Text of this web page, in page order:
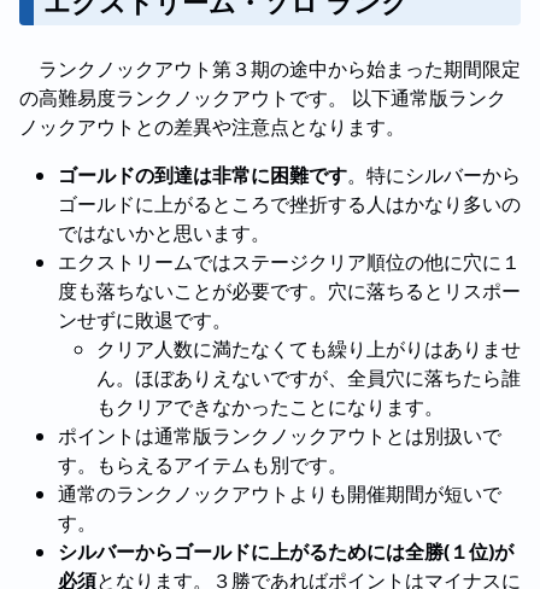
ランクノックアウト第３期の途中から始まった期間限定
の高難易度ランクノックアウトです。 以下通常版ランク
ノックアウトとの差異や注意点となります。
ゴールドの到達は非常に困難です。特にシルバーから
ゴールドに上がるところで挫折する人はかなり多いの
ではないかと思います。
エクストリームではステージクリア順位の他に穴に１
度も落ちないことが必要です。穴に落ちるとリスポー
ンせずに敗退です。
クリア人数に満たなくても繰り上がりはありませ
ん。ほぼありえないですが、全員穴に落ちたら誰
もクリアできなかったことになります。
ポイントは通常版ランクノックアウトとは別扱いで
す。もらえるアイテムも別です。
通常のランクノックアウトよりも開催期間が短いで
す。
シルバーからゴールドに上がるためには全勝(１位)が
必須となります。３勝であればポイントはマイナスに